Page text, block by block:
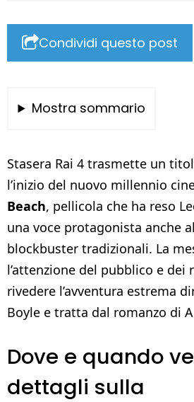
Condividi questo post
Mostra sommario
Stasera Rai 4 trasmette un
l’inizio del nuovo millennio
Beach, pellicola che ha reso
una voce protagonista anche
blockbuster tradizionali. La
l’attenzione del pubblico e
rivedere l’avventura estrema
Boyle e tratta dal romanzo di
Dove e quando
dettagli sulla